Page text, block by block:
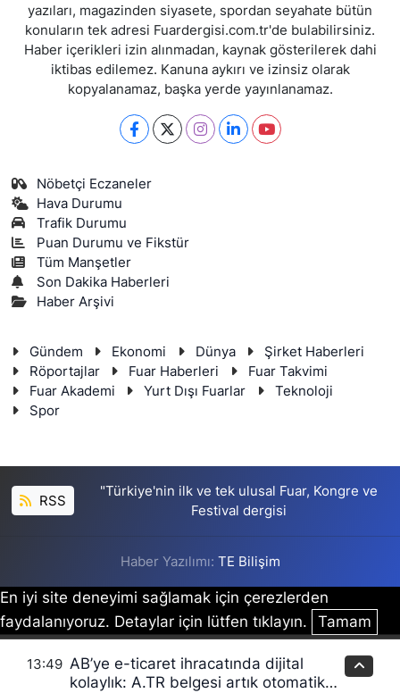
yazıları, magazinden siyasete, spordan seyahate bütün
konuların tek adresi Fuardergisi.com.tr'de bulabilirsiniz.
Haber içerikleri izin alınmadan, kaynak gösterilerek dahi
iktibas edilemez. Kanuna aykırı ve izinsiz olarak
kopyalanamaz, başka yerde yayınlanamaz.
Nöbetçi Eczaneler
Hava Durumu
Trafik Durumu
Puan Durumu ve Fikstür
Tüm Manşetler
Son Dakika Haberleri
Haber Arşivi
Gündem Ekonomi Dünya
Şirket Haberleri
Röportajlar
Fuar Haberleri
Fuar Takvimi
Fuar Akademi
Yurt Dışı Fuarlar
Teknoloji
Spor
RSS
"Türkiye'nin ilk ve tek ulusal Fuar, Kongre ve
Festival dergisi
Haber Yazılımı: TE Bilişim
En iyi site deneyimi sağlamak için çerezlerden
faydalanıyoruz. Detaylar için lütfen tıklayın.
Tamam
13:49 AB’ye e-ticaret ihracatında dijital
kolaylık: A.TR belgesi artık otomatik